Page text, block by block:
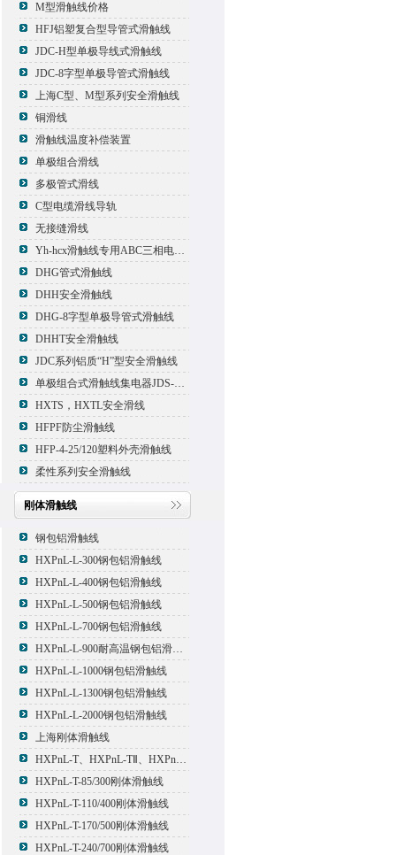
M型滑触线价格
HFJ铝塑复合型导管式滑触线
JDC-H型单极导线式滑触线
JDC-8字型单极导管式滑触线
上海C型、M型系列安全滑触线
铜滑线
滑触线温度补偿装置
单极组合滑线
多极管式滑线
C型电缆滑线导轨
无接缝滑线
Yh-hcx滑触线专用ABC三相电压信号指示灯
DHG管式滑触线
DHH安全滑触线
DHG-8字型单极导管式滑触线
DHHT安全滑触线
JDC系列铝质“H”型安全滑触线
单极组合式滑触线集电器JDS-500*2
HXTS，HXTL安全滑线
HFPF防尘滑触线
HFP-4-25/120塑料外壳滑触线
柔性系列安全滑触线
刚体滑触线
钢包铝滑触线
HXPnL-L-300钢包铝滑触线
HXPnL-L-400钢包铝滑触线
HXPnL-L-500钢包铝滑触线
HXPnL-L-700钢包铝滑触线
HXPnL-L-900耐高温钢包铝滑触线
HXPnL-L-1000钢包铝滑触线
HXPnL-L-1300钢包铝滑触线
HXPnL-L-2000钢包铝滑触线
上海刚体滑触线
HXPnL-T、HXPnL-TⅡ、HXPnL-TⅢ系列钢体滑线
HXPnL-T-85/300刚体滑触线
HXPnL-T-110/400刚体滑触线
HXPnL-T-170/500刚体滑触线
HXPnL-T-240/700刚体滑触线